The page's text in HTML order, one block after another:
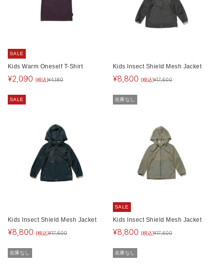
SALE
Kids Warm Oneself T-Shirt
¥2,090 (税込)¥4,180
Kids Insect Shield Mesh Jacket
¥8,800 (税込)¥17,600
SALE
Kids Insect Shield Mesh Jacket
¥8,800 (税込)¥17,600
在庫なし
SALE
Kids Insect Shield Mesh Jacket
¥8,800 (税込)¥17,600
在庫なし 在庫なし